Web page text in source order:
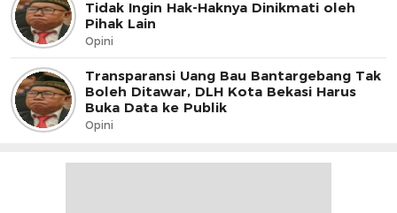
Tidak Ingin Hak-Haknya Dinikmati oleh
Pihak Lain
Opini
Transparansi Uang Bau Bantargebang Tak
Boleh Ditawar, DLH Kota Bekasi Harus
Buka Data ke Publik
Opini